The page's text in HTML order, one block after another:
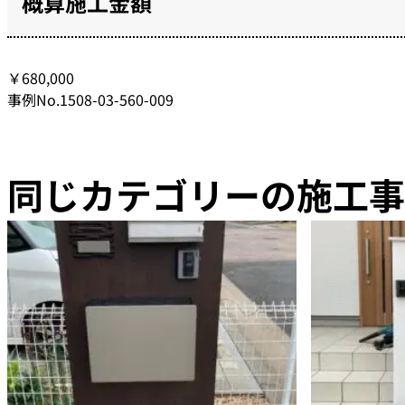
￥680,000
事例No.1508-03-560-009
同じカテゴリーの施工